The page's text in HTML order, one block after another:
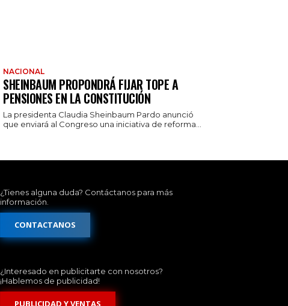
NACIONAL
SHEINBAUM PROPONDRÁ FIJAR TOPE A
PENSIONES EN LA CONSTITUCIÓN
La presidenta Claudia Sheinbaum Pardo anunció
que enviará al Congreso una iniciativa de reforma...
¿Tienes alguna duda? Contáctanos para más
información.
CONTACTANOS
¿Interesado en publicitarte con nosotros?
¡Hablemos de publicidad!
PUBLICIDAD Y VENTAS